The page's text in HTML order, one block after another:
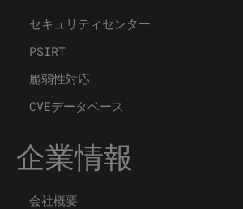
セキュリティセンター
PSIRT
脆弱性対応
CVEデータベース
企業情報
会社概要